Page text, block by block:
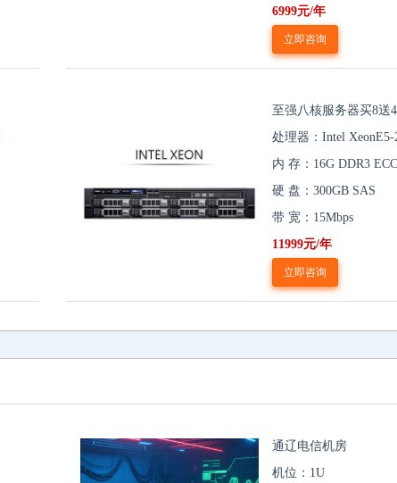
6999元/年
立即咨询
至强八核服务器买8送4
处理器：Intel XeonE5-
内 存：16G DDR3 ECC
硬 盘：300GB SAS
带 宽：15Mbps
11999元/年
立即咨询
通辽电信机房
机位：1U